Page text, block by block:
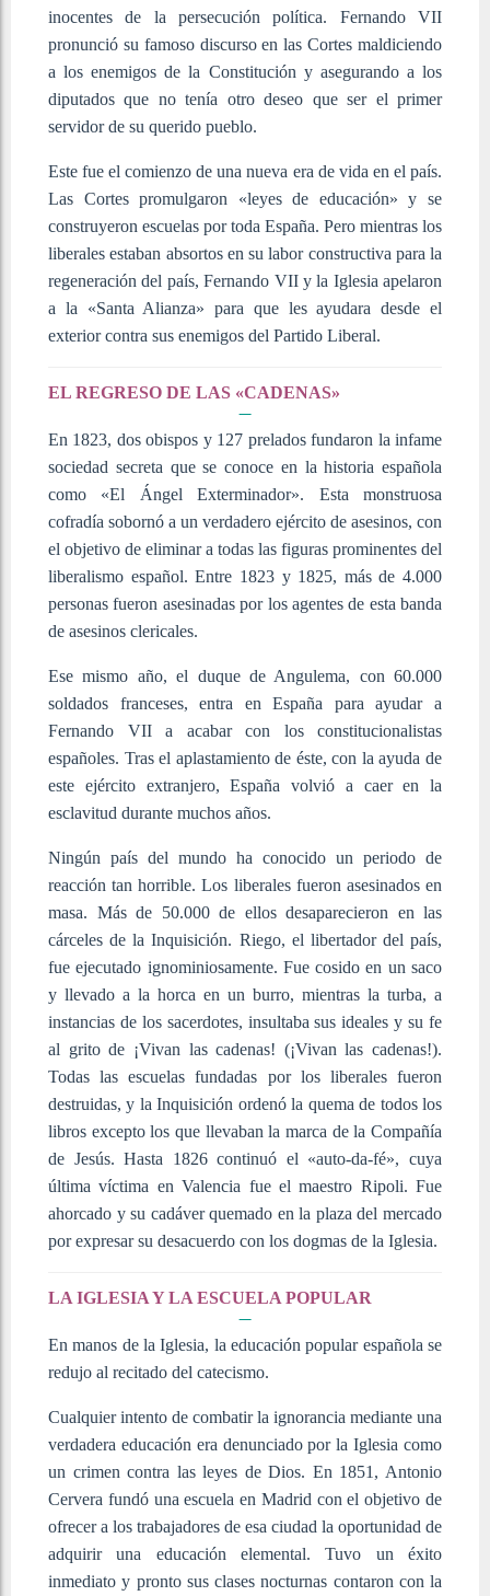
inocentes de la persecución política. Fernando VII
pronunció su famoso discurso en las Cortes maldiciendo
a los enemigos de la Constitución y asegurando a los
diputados que no tenía otro deseo que ser el primer
servidor de su querido pueblo.
Este fue el comienzo de una nueva era de vida en el país.
Las Cortes promulgaron «leyes de educación» y se
construyeron escuelas por toda España. Pero mientras los
liberales estaban absortos en su labor constructiva para la
regeneración del país, Fernando VII y la Iglesia apelaron
a la «Santa Alianza» para que les ayudara desde el
exterior contra sus enemigos del Partido Liberal.
EL REGRESO DE LAS «CADENAS»
En 1823, dos obispos y 127 prelados fundaron la infame
sociedad secreta que se conoce en la historia española
como «El Ángel Exterminador». Esta monstruosa
cofradía sobornó a un verdadero ejército de asesinos, con
el objetivo de eliminar a todas las figuras prominentes del
liberalismo español. Entre 1823 y 1825, más de 4.000
personas fueron asesinadas por los agentes de esta banda
de asesinos clericales.
Ese mismo año, el duque de Angulema, con 60.000
soldados franceses, entra en España para ayudar a
Fernando VII a acabar con los constitucionalistas
españoles. Tras el aplastamiento de éste, con la ayuda de
este ejército extranjero, España volvió a caer en la
esclavitud durante muchos años.
Ningún país del mundo ha conocido un periodo de
reacción tan horrible. Los liberales fueron asesinados en
masa. Más de 50.000 de ellos desaparecieron en las
cárceles de la Inquisición. Riego, el libertador del país,
fue ejecutado ignominiosamente. Fue cosido en un saco
y llevado a la horca en un burro, mientras la turba, a
instancias de los sacerdotes, insultaba sus ideales y su fe
al grito de ¡Vivan las cadenas! (¡Vivan las cadenas!).
Todas las escuelas fundadas por los liberales fueron
destruidas, y la Inquisición ordenó la quema de todos los
libros excepto los que llevaban la marca de la Compañía
de Jesús. Hasta 1826 continuó el «auto-da-fé», cuya
última víctima en Valencia fue el maestro Ripoli. Fue
ahorcado y su cadáver quemado en la plaza del mercado
por expresar su desacuerdo con los dogmas de la Iglesia.
LA IGLESIA Y LA ESCUELA POPULAR
En manos de la Iglesia, la educación popular española se
redujo al recitado del catecismo.
Cualquier intento de combatir la ignorancia mediante una
verdadera educación era denunciado por la Iglesia como
un crimen contra las leyes de Dios. En 1851, Antonio
Cervera fundó una escuela en Madrid con el objetivo de
ofrecer a los trabajadores de esa ciudad la oportunidad de
adquirir una educación elemental. Tuvo un éxito
inmediato y pronto sus clases nocturnas contaron con la